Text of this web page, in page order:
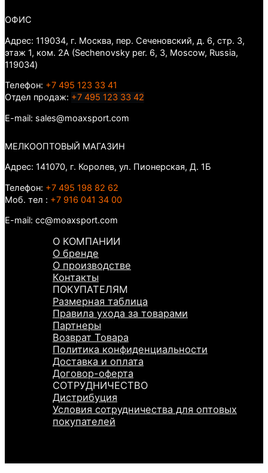
ОФИС
Адрес: 119034, г. Москва, пер. Сеченовский, д. 6, стр. 3,
этаж 1, ком. 2А (Sechenovsky per. 6, 3, Moscow, Russia,
119034)
Телефон: +7 495 123 33 41
Отдел продаж: +7 495 123 33 42
E-mail: sales@moaxsport.com
МЕЛКООПТОВЫЙ МАГАЗИН
Адрес: 141070, г. Королев, ул. Пионерская, Д. 1Б
Телефон: +7 495 198 82 62
Моб. тел : +7 916 041 34 00
E-mail: cc@moaxsport.com
О КОМПАНИИ
О бренде
О производстве
Контакты
ПОКУПАТЕЛЯМ
Размерная таблица
Правила ухода за товарами
Партнеры
Возврат Товара
Политика конфиденциальности
Доставка и оплата
Договор-оферта
СОТРУДНИЧЕСТВО
Дистрибуция
Условия сотрудничества для оптовых
покупателей